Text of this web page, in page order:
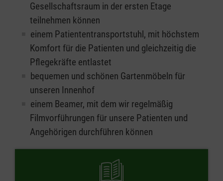
Gesellschaftsraum in der ersten Etage
teilnehmen können
einem Patiententransportstuhl, mit höchstem
Komfort für die Patienten und gleichzeitig die
Pflegekräfte entlastet
bequemen und schönen Gartenmöbeln für
unseren Innenhof
einem Beamer, mit dem wir regelmäßig
Filmvorführungen für unsere Patienten und
Angehörigen durchführen können